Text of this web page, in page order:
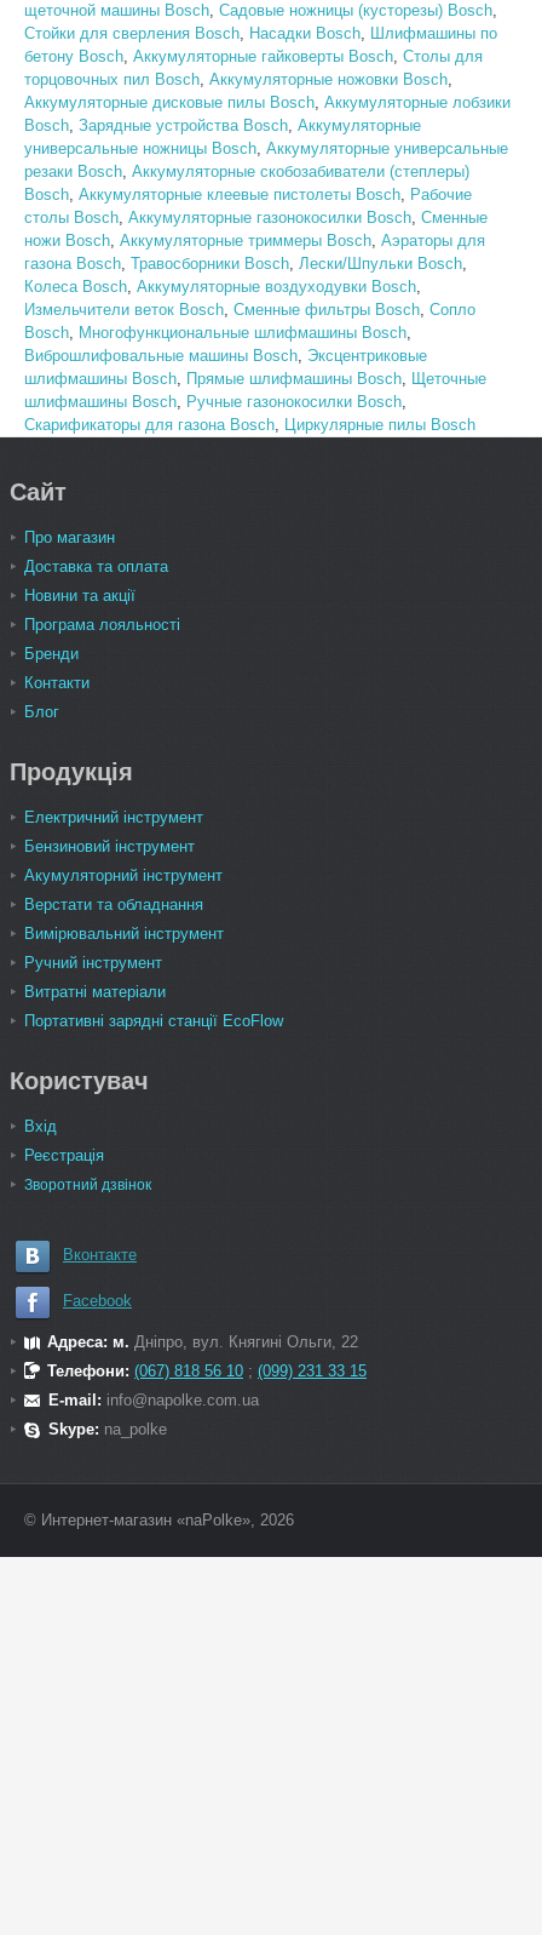
щеточной машины Bosch Садовые ножницы (кусторезы) Bosch
Стойки для сверления Bosch
Насадки Bosch
Шлифмашины по
бетону Bosch Аккумуляторные гайковерты Bosch Столы для
торцовочных пил Bosch Аккумуляторные ножовки Bosch
Аккумуляторные дисковые пилы Bosch Аккумуляторные лобзики
Bosch Зарядные устройства Bosch Аккумуляторные
универсальные ножницы Bosch Аккумуляторные универсальные
резаки Bosch Аккумуляторные скобозабиватели (степлеры)
Bosch Аккумуляторные клеевые пистолеты Bosch
Рабочие
столы Bosch Аккумуляторные газонокосилки Bosch Сменные
ножи Bosch Аккумуляторные триммеры Bosch Аэраторы для
газона Bosch Травосборники Bosch Лески/Шпульки Bosch
Колеса Bosch Аккумуляторные воздуходувки Bosch
Измельчители веток Bosch Сменные фильтры Bosch Сопло
Bosch
Многофункциональные шлифмашины Bosch
Виброшлифовальные машины Bosch Эксцентриковые
шлифмашины Bosch
Прямые шлифмашины Bosch
Щеточные
шлифмашины Bosch
Ручные газонокосилки Bosch
Скарификаторы для газона Bosch
Циркулярные пилы Bosch
Сайт
Про магазин
Доставка та оплата
Новини та акції
Програма лояльності
Бренди
Контакти
Блог
Продукція
Електричний інструмент
Бензиновий інструмент
Акумуляторний інструмент
Верстати та обладнання
Вимірювальний інструмент
Ручний інструмент
Витратні матеріали
Портативні зарядні станції EcoFlow
Користувач
Вхід
Реєстрація
Зворотний дзвінок
Вконтакте
Facebook
Адреса: м. Дніпро, вул. Княгині Ольги, 22
Телефони: (067) 818 56 10 ; (099) 231 33 15
E-mail: info@napolke.com.ua
Skype: na_polke
© Интернет-магазин «naPolke», 2026